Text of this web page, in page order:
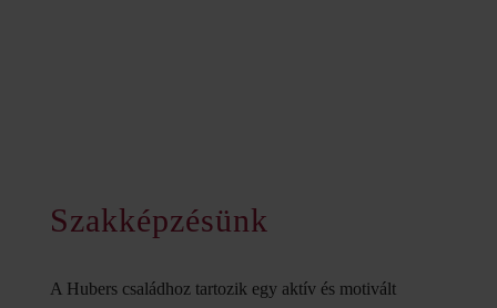
Szakképzésünk
A Hubers családhoz tartozik egy aktív és motivált